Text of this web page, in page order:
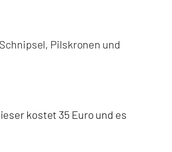
Pilskronen und
kostet 35 Euro und es